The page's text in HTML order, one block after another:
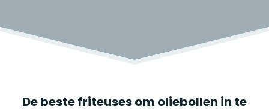
De beste friteuses om oliebollen in te